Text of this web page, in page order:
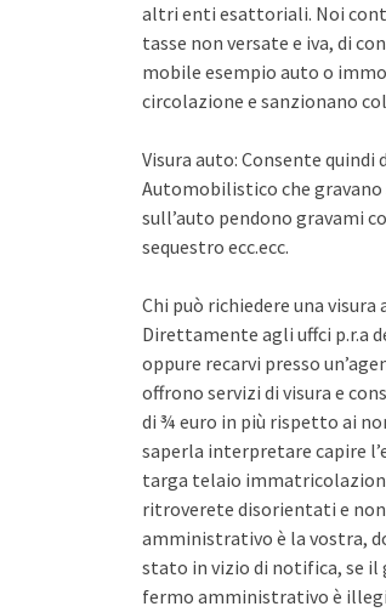
altri enti esattoriali. Noi
tasse non versate e iva, di
mobile esempio auto o
circolazione e sanzionano
Visura auto: Consente
Automobilistico che
sull’auto pendono gravami
sequestro ecc.ecc.
Chi può richiedere una
Direttamente agli uffci p.r.a
oppure recarvi presso
offrono servizi di visura e
di ¾ euro in più rispetto ai
saperla interpretare capire
targa telaio
ritroverete disorientati e non
amministrativo è la vostra,
stato in vizio di notifica, se il
fermo amministrativo è